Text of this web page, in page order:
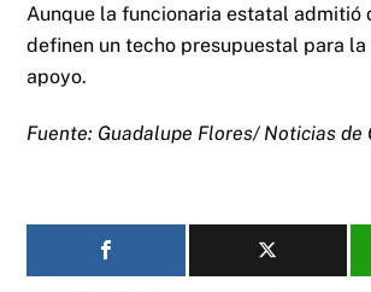
Aunque la funcionaria estatal admitió
definen un techo presupuestal para
apoyo.
Fuente: Guadalupe Flores/ Noticias de